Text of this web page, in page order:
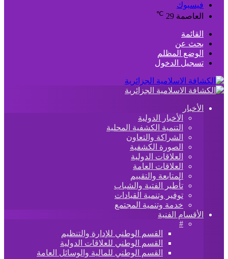
فيسبوك
العاصمة 29
℃
القائمة
بحث عن
الوضع المظلم
تسجيل الدخول
الأخبار
الأخبار الدولية
التنمية الكشفية المحلية
الشراكة والتعاون
الصورة الكشفية
العلاقات الدولية
العلاقات العامة
المتابعة والتقييم
تأطير الفتية والشباب
توفير وتنمية القيادات
خدمة وتنمية المجتمع
الأقسام الفنية
#
القسم الوطني للإدارة والتنظيم
القسم الوطني للعلاقات الدولية
القسم الوطني للمالية والوسائل العامة